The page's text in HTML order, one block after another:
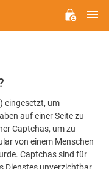
eingesetzt, um
auf einer Seite zu
Captchas, um zu
von einem Menschen
Captchas sind für